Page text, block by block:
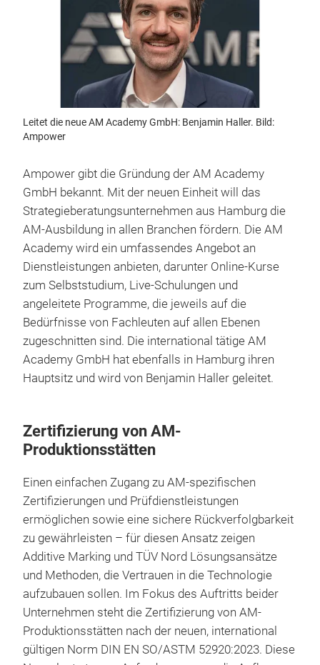
Leitet die neue AM Academy GmbH: Benjamin Haller. Bild:
Ampower
Ampower gibt die Gründung der AM Academy
GmbH bekannt. Mit der neuen Einheit will das
Strategieberatungsunternehmen aus Hamburg die
AM-Ausbildung in allen Branchen fördern. Die AM
Academy wird ein umfassendes Angebot an
Dienstleistungen anbieten, darunter Online-Kurse
zum Selbststudium, Live-Schulungen und
angeleitete Programme, die jeweils auf die
Bedürfnisse von Fachleuten auf allen Ebenen
zugeschnitten sind. Die international tätige AM
Academy GmbH hat ebenfalls in Hamburg ihren
Hauptsitz und wird von Benjamin Haller geleitet.
Zertifizierung von AM-
Produktionsstätten
Einen einfachen Zugang zu AM-spezifischen
Zertifizierungen und Prüfdienstleistungen
ermöglichen sowie eine sichere Rückverfolgbarkeit
zu gewährleisten – für diesen Ansatz zeigen
Additive Marking und TÜV Nord Lösungsansätze
und Methoden, die Vertrauen in die Technologie
aufzubauen sollen. Im Fokus des Auftritts beider
Unternehmen steht die Zertifizierung von AM-
Produktionsstätten nach der neuen, international
gültigen Norm DIN EN SO/ASTM 52920:2023. Diese